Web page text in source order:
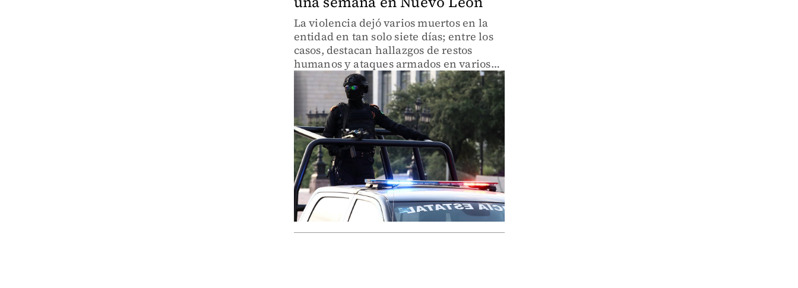
La violencia dejó varios muertos en la
entidad en tan solo siete días; entre los
casos, destacan hallazgos de restos
humanos y ataques armados en varios
municipios.